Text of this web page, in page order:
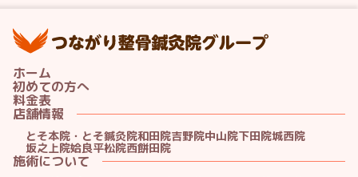
ホーム
初めての方へ
料金表
店舗情報
とそ本院・とそ鍼灸院和田院吉野院中山院下田院城西院
坂之上院姶良平松院西餅田院
施術について